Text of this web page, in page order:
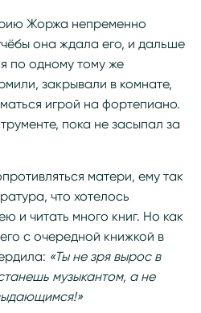
Жоржа непременно
она ждала его, и дальше
по одному тому же
закрывали в комнате,
игрой на фортепиано.
пока не засыпал за
матери, ему так
что хотелось
и читать много книг. Но как
с очередной книжкой в
«Ты не зря вырос в
музыкантом, а не